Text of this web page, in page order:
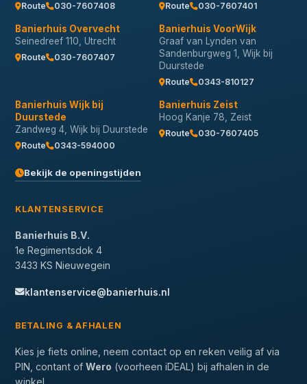
Route 030-7607408 Route 030-7607401
Banierhuis Overvecht
Seinedreef 110, Utrecht
Route 030-7607407
Banierhuis VoorWijk
Graaf van Lynden van
Sandenburgweg 1, Wijk bij
Duurstede
Route 0343-810127
Banierhuis Wijk bij
Duurstede
Zandweg 4, Wijk bij Duurstede
Route 0343-594000
Banierhuis Zeist
Hoog Kanje 78, Zeist
Route 030-7607405
Bekijk de openingstijden
KLANTENSERVICE
Banierhuis B.V.
1e Regimentsdok 4
3433 KS Nieuwegein
klantenservice@banierhuis.nl
BETALING & AFHALEN
Kies je fiets online, neem contact op en reken veilig af via
PIN, contant of Wero (voorheen iDEAL) bij afhalen in de
winkel.